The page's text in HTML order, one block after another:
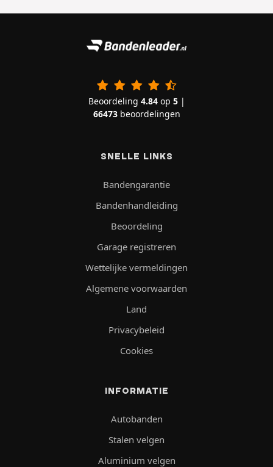
Beoordeling 4.84op 5|
66473beoordelingen
SNELLE LINKS
Bandengarantie
Bandenhandleiding
Beoordeling
Garage registreren
Wettelijke vermeldingen
Algemene voorwaarden
Land
Privacybeleid
Cookies
INFORMATIE
Autobanden
Stalen velgen
Aluminium velgen